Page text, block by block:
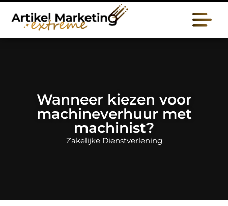
Wanneer kiezen voor
machineverhuur met
machinist?
Zakelijke Dienstverlening